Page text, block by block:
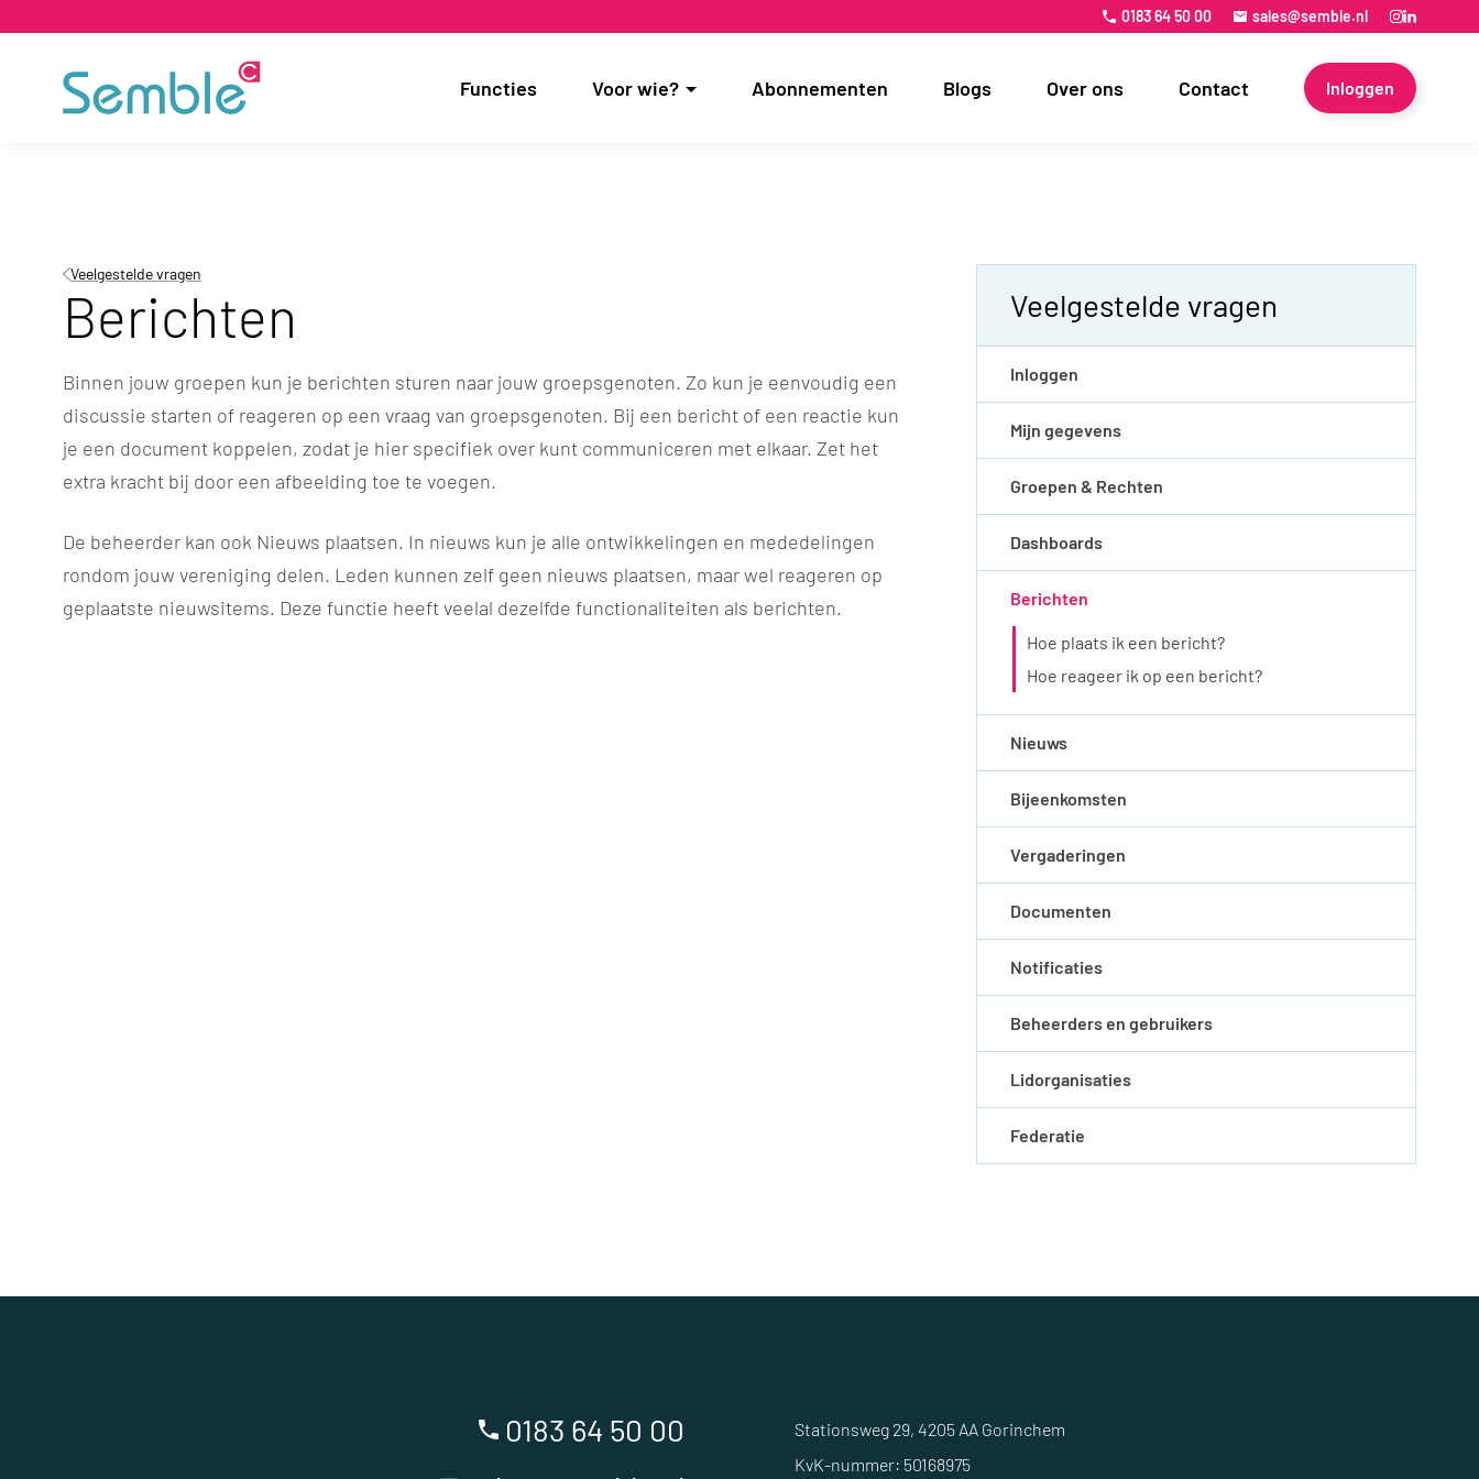
0183 64 50 00 sales@semble.nl
Functies Voor wie? Abonnementen Blogs Over ons Contact Inloggen
Veelgestelde vragen
Berichten
Binnen jouw groepen kun je berichten sturen naar jouw groepsgenoten. Zo kun je eenvoudig een
discussie starten of reageren op een vraag van groepsgenoten. Bij een bericht of een reactie kun
je een document koppelen, zodat je hier specifiek over kunt communiceren met elkaar. Zet het
extra kracht bij door een afbeelding toe te voegen.
De beheerder kan ook Nieuws plaatsen. In nieuws kun je alle ontwikkelingen en mededelingen
rondom jouw vereniging delen. Leden kunnen zelf geen nieuws plaatsen, maar wel reageren op
geplaatste nieuwsitems. Deze functie heeft veelal dezelfde functionaliteiten als berichten.
Veelgestelde vragen
Inloggen
Mijn gegevens
Groepen & Rechten
Dashboards
Berichten
Hoe plaats ik een bericht?
Hoe reageer ik op een bericht?
Nieuws
Bijeenkomsten
Vergaderingen
Documenten
Notificaties
Beheerders en gebruikers
Lidorganisaties
Federatie
0183 64 50 00
Stationsweg 29, 4205 AA Gorinchem
KvK-nummer: 50168975